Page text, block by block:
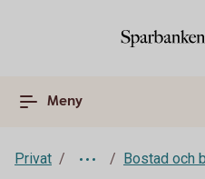
Meny
Privat
Bostad och